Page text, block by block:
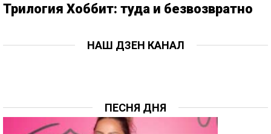
Трилогия Хоббит: туда и безвозвратно
НАШ ДЗЕН КАНАЛ
ПЕСНЯ ДНЯ